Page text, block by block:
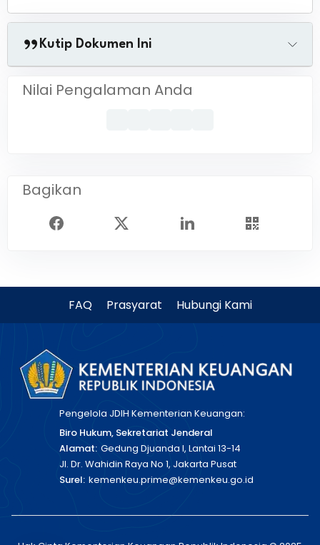
Kutip Dokumen Ini
Nilai Pengalaman Anda
Bagikan
FAQ Prasyarat Hubungi Kami
Pengelola JDIH Kementerian Keuangan:
Biro Hukum, Sekretariat Jenderal
Alamat: Gedung Djuanda I, Lantai 13-14
Jl. Dr. Wahidin Raya No 1, Jakarta Pusat
Surel: kemenkeu.prime@kemenkeu.go.id